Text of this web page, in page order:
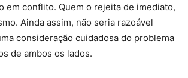
em conflito. Quem o rejeita de imediato,
Ainda assim, não seria razoável
consideração cuidadosa do problema
de ambos os lados.